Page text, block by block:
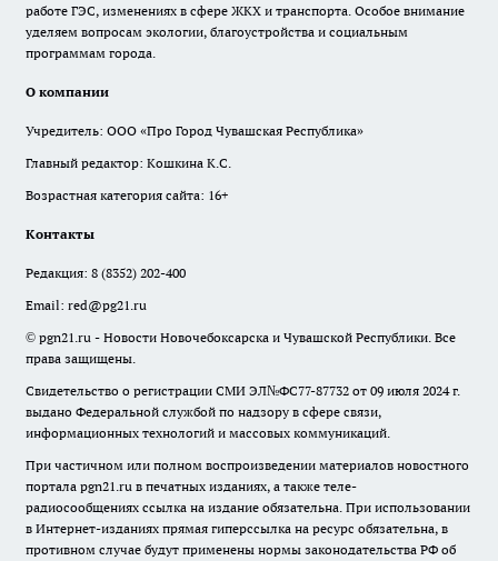
работе ГЭС, изменениях в сфере ЖКХ и транспорта. Особое внимание
уделяем вопросам экологии, благоустройства и социальным
программам города.
О компании
Учредитель: ООО «Про Город Чувашская Республика»
Главный редактор: Кошкина К.С.
Возрастная категория сайта: 16+
Контакты
Редакция: 8 (8352) 202-400
Email: red@pg21.ru
© pgn21.ru - Новости Новочебоксарска и Чувашской Республики. Все
права защищены.
Свидетельство о регистрации СМИ ЭЛ№ФС77-87732 от 09 июля 2024 г.
выдано Федеральной службой по надзору в сфере связи,
информационных технологий и массовых коммуникаций.
При частичном или полном воспроизведении материалов новостного
портала pgn21.ru в печатных изданиях, а также теле-
радиосообщениях ссылка на издание обязательна. При использовании
в Интернет-изданиях прямая гиперссылка на ресурс обязательна, в
противном случае будут применены нормы законодательства РФ об